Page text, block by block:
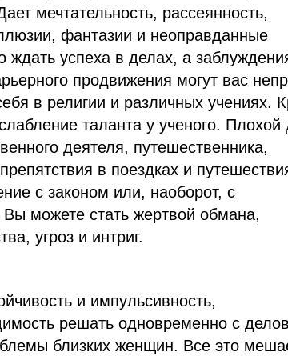
мечтательность, рассеянность,
фантазии и неоправданные
ждать успеха в делах, а
продвижения могут вас
в религии и различных учениях.
таланта у ученого. Плохой
деятеля, путешественника,
в поездках и
с законом или, наоборот, с
можете стать жертвой обмана,
угроз и интриг.
и импульсивность,
решать одновременно с
близких женщин. Все это